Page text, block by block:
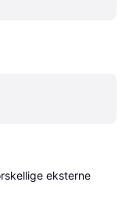
eksterne